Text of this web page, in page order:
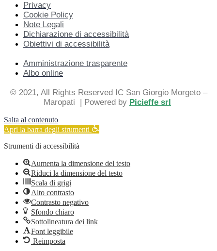
Privacy
Cookie Policy
Note Legali
Dichiarazione di accessibilità
Obiettivi di accessibilità
Amministrazione trasparente
Albo online
© 2021, All Rights Reserved IC San Giorgio Morgeto –
Maropati | Powered by Picieffe srl
Salta al contenuto
Apri la barra degli strumenti
Strumenti di accessibilità
Aumenta la dimensione del testo
Riduci la dimensione del testo
Scala di grigi
Alto contrasto
Contrasto negativo
Sfondo chiaro
Sottolineatura dei link
Font leggibile
Reimposta